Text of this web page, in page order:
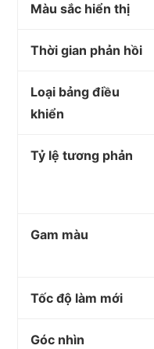
Màu sắc hiển thị
Thời gian phản hồi
Loại bảng điều
khiển
Tỷ lệ tương phản
Gam màu
Tốc độ làm mới
Góc nhìn